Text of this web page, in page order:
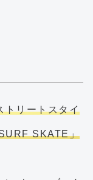
トリートスタイ
SKATE」